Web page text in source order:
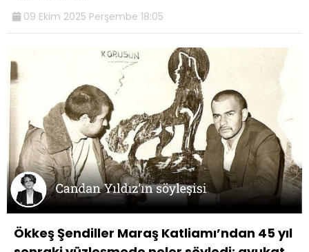
09 Ekim 2025 Perşembe 18:05
Ökkeş Şendiller Maraş Katliamı’ndan 45 yıl